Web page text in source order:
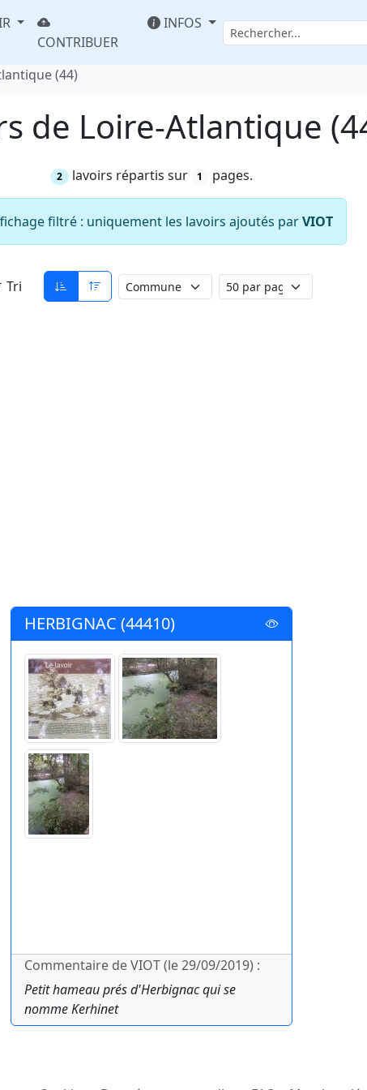
CONTRIBUER
INFOS
(44)
de Loire-Atlantique
2 lavoirs répartis sur 1 pages.
filtré : uniquement les lavoirs ajoutés parVIOT
Tri
HERBIGNAC (44410)
Commentaire de VIOT (le 29/09/2019) :
Petit hameau prés d'Herbignac qui se
nomme Kerhinet